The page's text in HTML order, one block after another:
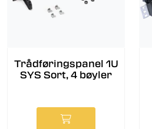
Trådføringspanel 1U
SYS Sort, 4 bøyler